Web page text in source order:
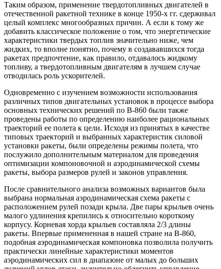
Таким образом, применение твердотопливных двигателей в
отечественной ракетной технике в конце 1950-х гг. сдерживал
целый комплекс многообразных причин. А если к тому же
добавить классическое положение о том, что энергетические
характеристики твердых топлив значительно ниже, чем
жидких, то вполне понятно, почему в создававшихся тогда
ракетах предпочтение, как правило, отдавалось жидкому
топливу, а твердотопливным двигателям в лучшем случае
отводилась роль ускорителей.
Одновременно с изучением возможности использования
различных типов двигательных установок в процессе выбора
основных технических решений по В-860 были также
проведены работы по определению наиболее рациональных
траекторий ее полета к цели. Исходя из принятых в качестве
типовых траекторий и выбранных характеристик силовой
установки ракеты, были определены режимы полета, что
послужило дополнительным материалом для проведения
оптимизации компоновочной и аэродинамической схемы
ракеты, выбора размеров рулей и законов управления.
После сравнительного анализа возможных вариантов была
выбрана нормальная аэродинамическая схема ракеты с
расположением рулей позади крыла. Две пары крыльев очень
малого удлинения крепились к относительно короткому
корпусу. Корневая хорда крыльев составляла 2/3 длины
ракеты. Впервые примененная в нашей стране на В-860,
подобная аэродинамическая компоновка позволила получить
практически линейные характеристики моментов
аэродинамических сил в диапазоне от малых до больших